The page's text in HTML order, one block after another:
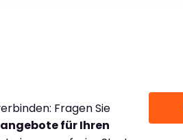
Fragen Sie
für Ihren